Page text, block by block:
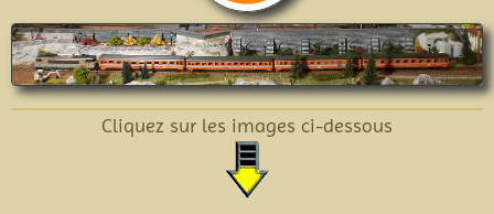
Cliquez sur les images ci-dessous